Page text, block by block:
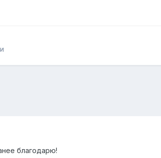
благодарю!